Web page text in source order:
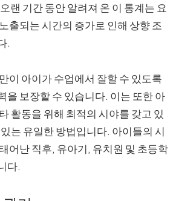
랜 기간 동안 알려져 온 이 통계는 요
출되는 시간의 증가로 인해 상향 조
.
이 아이가 수업에서 잘할 수 있도록
을 보장할 수 있습니다. 이는 또한 아
활동을 위해 최적의 시야를 갖고 있
는 유일한 방법입니다. 아이들의 시
어난 직후, 유아기, 유치원 및 초등학
다.